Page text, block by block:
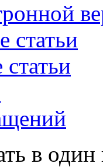
статьи
в